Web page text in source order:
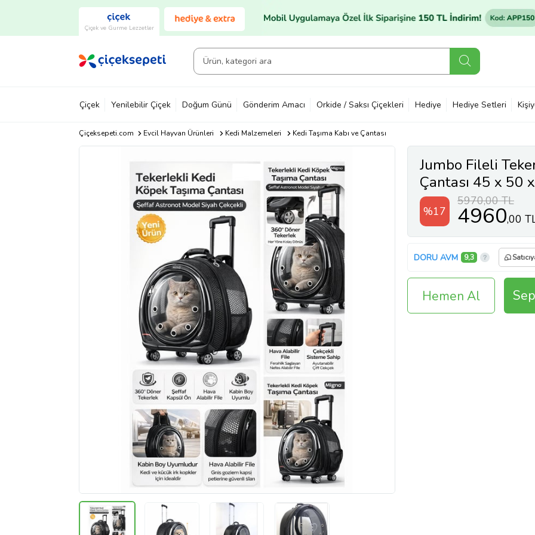
Çiçek ve Gurme Lezzetler
Çiçek Yenilebilir Çiçek Doğum Günü Gönderim Amacı Orkide / Saksı Çiçekleri Hediye Hediye Setleri
Çiçeksepeti.com Evcil Hayvan Ürünleri Kedi Malzemeleri Kedi Taşıma Kabı ve Çantası
Jumbo Fileli
Çantası 45 x 50
%17
5970,00 TL
4960,00
DORU AVM 9,3
Hemen Al